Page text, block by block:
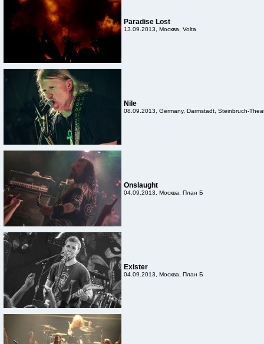
Paradise Lost
13.09.2013, Москва, Volta
Nile
08.09.2013, Germany, Darmstadt, Steinbruch-
Onslaught
04.09.2013, Москва, План Б
Exister
04.09.2013, Москва, План Б